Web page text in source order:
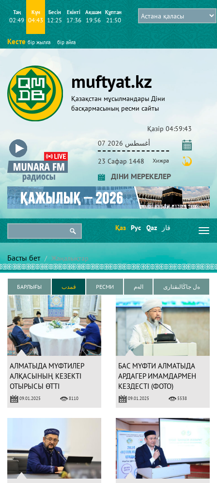
Таң
02:49
Күн
04:43
Бесін
12:25
Екінті
17:36
Ақшам
19:56
Құптан
21:50
Кесте бір жылға бір айға
muftyat.kz
Қазақстан мұсылмандары Діни
басқармасының ресми сайты
Қазір 04:59:44
07 أغسطس 2026
23 Сафар 1448 Хижра
ДІНИ МЕРЕКЕЛЕР
Қаз Рус Qaz قاز
Басты бет Жаңалықтар
БАРЛЫҒЫ قمدب РЕСМИ الەم ەل جاڭالىقتارى
АЛМАТЫДА МҮФТИЛЕР
АЛҚАСЫНЫҢ КЕЗЕКТІ
ОТЫРЫСЫ ӨТТІ
09.01.2025 8110
БАС МҮФТИ АЛМАТЫДА
АРДАГЕР ИМАМДАРМЕН
КЕЗДЕСТІ (ФОТО)
09.01.2025 5538